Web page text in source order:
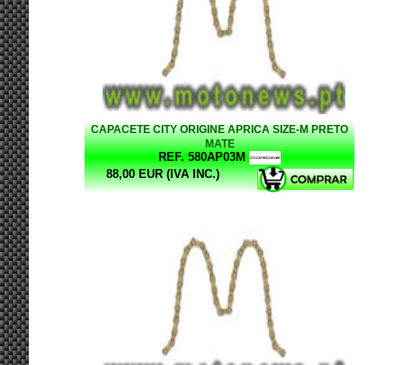
CAPACETE CITY ORIGINE APRICA SIZE-M PRETO
MATE
REF. 580AP03M
88,00 EUR (IVA INC.)